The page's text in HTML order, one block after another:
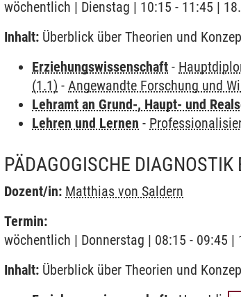
wöchentlich | Dienstag | 10:15 - 11:45 |
Inhalt: Überblick über Theorien und
Erziehungswissenschaft -
(1.1) -Angewandte Forschung und
Lehramt an Grund-, Haupt- und
Lehren und Lernen -
PÄDAGOGISCHE DIAGNOSTIK
Dozent/in: Matthias von Saldern
Termin:
wöchentlich | Donnerstag | 08:15 - 09:45 |
Inhalt: Überblick über Theorien und